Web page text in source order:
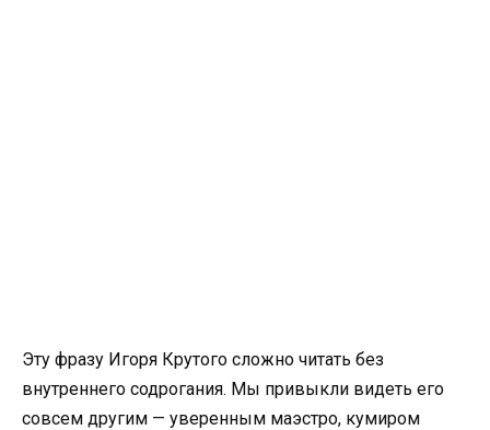
Эту фразу Игоря Крутого сложно читать без
внутреннего содрогания. Мы привыкли видеть его
совсем другим — уверенным маэстро, кумиром